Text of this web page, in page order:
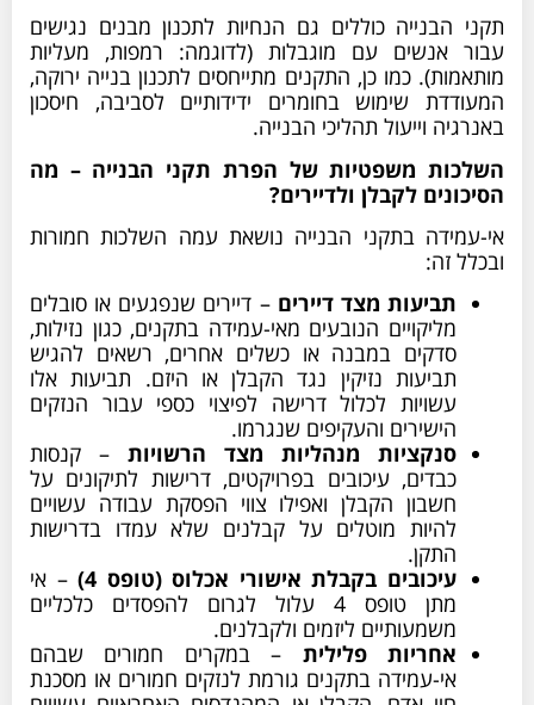
תקני הבנייה כוללים גם הנחיות לתכנון מבנים נגישים
עבור אנשים עם מוגבלות (לדוגמה: רמפות, מעליות
מותאמות). כמו כן, התקנים מתייחסים לתכנון בנייה ירוקה,
המעודדת שימוש בחומרים ידידותיים לסביבה, חיסכון
באנרגיה וייעול תהליכי הבנייה.
השלכות משפטיות של הפרת תקני הבנייה – מה
הסיכונים לקבלן ולדיירים?
אי-עמידה בתקני הבנייה נושאת עמה השלכות חמורות
ובכלל זה:
תביעות מצד דיירים – דיירים שנפגעים או סובלים
מליקויים הנובעים מאי-עמידה בתקנים, כגון נזילות,
סדקים במבנה או כשלים אחרים, רשאים להגיש
תביעות נזיקין נגד הקבלן או היזם. תביעות אלו
עשויות לכלול דרישה לפיצוי כספי עבור הנזקים
הישירים והעקיפים שנגרמו.
סנקציות מנהליות מצד הרשויות – קנסות
כבדים, עיכובים בפרויקטים, דרישות לתיקונים על
חשבון הקבלן ואפילו צווי הפסקת עבודה עשויים
להיות מוטלים על קבלנים שלא עמדו בדרישות
התקן.
עיכובים בקבלת אישורי אכלוס (טופס 4)
– אי
מתן טופס 4 עלול לגרום להפסדים כלכליים
משמעותיים ליזמים ולקבלנים.
אחריות פלילית – במקרים חמורים שבהם
אי-עמידה בתקנים גורמת לנזקים חמורים או מסכנת